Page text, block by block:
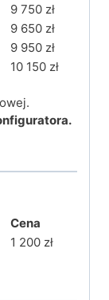
9 750 zł
9 650 zł
9 950 zł
10 150 zł
Cena
1 200 zł